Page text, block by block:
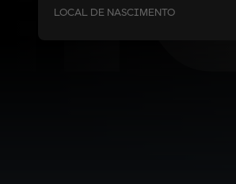
LOCAL DE NASCIMENTO